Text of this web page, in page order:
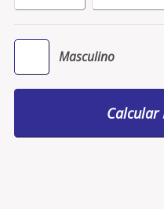
Masculino